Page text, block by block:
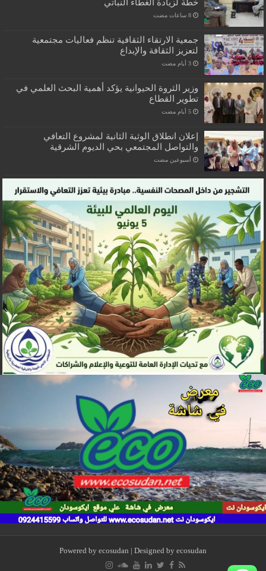
‏8 ساعات مضت
جمعية الارتقاء الثقافية تنظم فعاليات مجتمعية
لتعزيز الثقافة والإبداع
‏3 أيام مضت
وزير الثروة الحيوانية يؤكد أهمية البحث العلمي في
تطوير القطاع
‏5 أيام مضت
إعلان انطلاق الوثبة الثانية لمشروع التعافي
والتواصل المجتمعي بحي الديوم الشرقية
‏أسبوعين مضت
Powered by ecosudan | Designed by ecosudan